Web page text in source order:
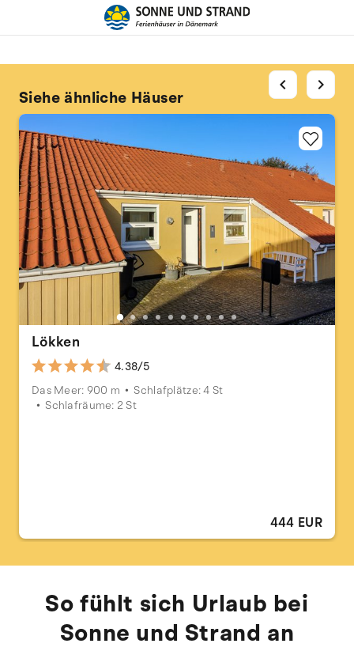
Siehe ähnliche Häuser
Lökken
4.38/5
Das Meer: 900 m
Schlafplätze: 4 St
Schlafräume: 2 St
444 EUR
chevron_left chevron_right
So fühlt sich Urlaub bei
Sonne und Strand an